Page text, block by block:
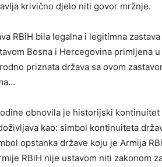
krivično djelo niti govor mržnje.
RBiH bila legalna i legitimna
Bosna i Hercegovina primljena
priznata država sa ovom
obnovila je historijski
kao: simbol kontinuiteta
opstanka države koju je Armija
RBiH nije ustavom niti zakonom